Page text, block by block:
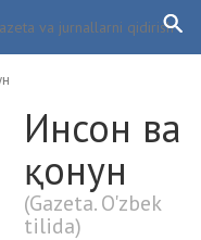
Инсон ва
қонун
(Gazeta. O'zbek
tilida)